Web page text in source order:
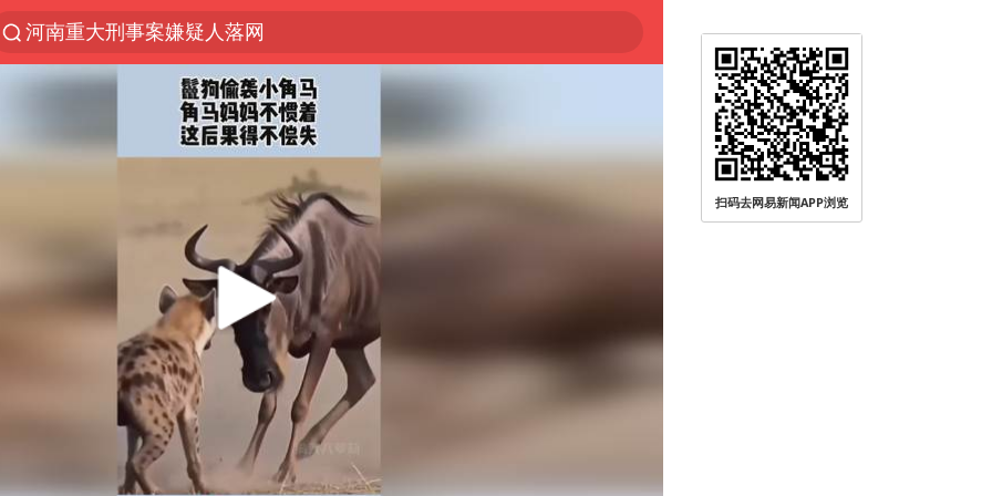
河南重大刑事案嫌疑人落网
光影经济撬动暑期消费新蓝海
浙江上海等地有大雨或暴雨
西湖突现狂风暴雨 游客瞬间被浇透
隔20米开高仿奶茶店被判赔35万元
新疆景区自驾服务费改为按车收费
多家A股公司收到美国关税退款
视频丨中国东方电气集团原党组副书记、董事宋致远被查
直击东北超：哈尔滨vs通辽
香港宏福苑火灾或由烟头引起
扫码去网易新闻APP浏览